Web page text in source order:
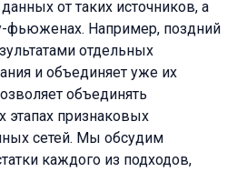
от таких источников, а
фьюженах. Например, поздний
отдельных
и объединяет уже их
объединять
признаковых
сетей. Мы обсудим
каждого из подходов,